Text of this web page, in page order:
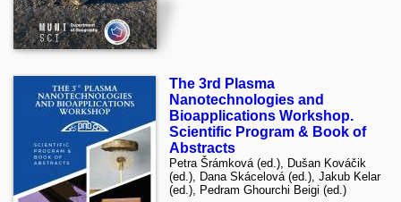
The 3rd Plasma
Nanotechnologies and
Bioapplications Workshop.
Scientific Program & Book of
Abstracts
Petra Šrámková (ed.), Dušan Kováčik
(ed.), Dana Skácelová (ed.), Jakub Kelar
(ed.), Pedram Ghourchi Beigi (ed.)